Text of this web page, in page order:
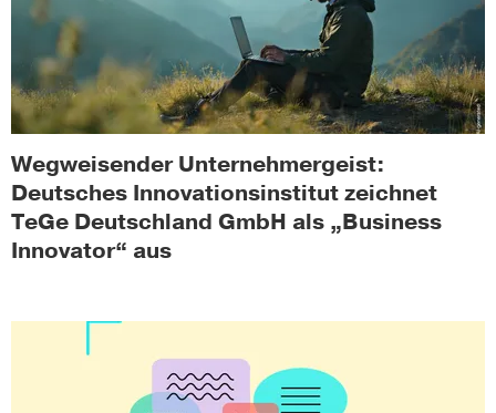
Wegweisender Unternehmergeist:
Deutsches Innovationsinstitut zeichnet
TeGe Deutschland GmbH als „Business
Innovator“ aus